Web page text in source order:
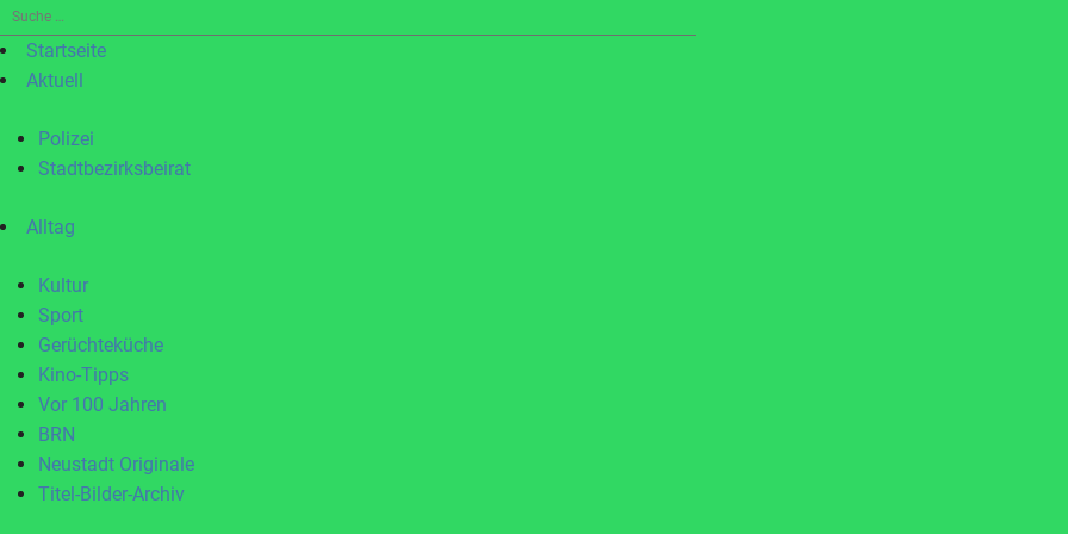
Suche
nach:Startseite
Aktuell
Polizei
Stadtbezirksbeirat
Alltag
Kultur
Sport
Gerüchteküche
Kino-Tipps
Vor 100 Jahren
BRN
Neustadt Originale
Titel-Bilder-Archiv